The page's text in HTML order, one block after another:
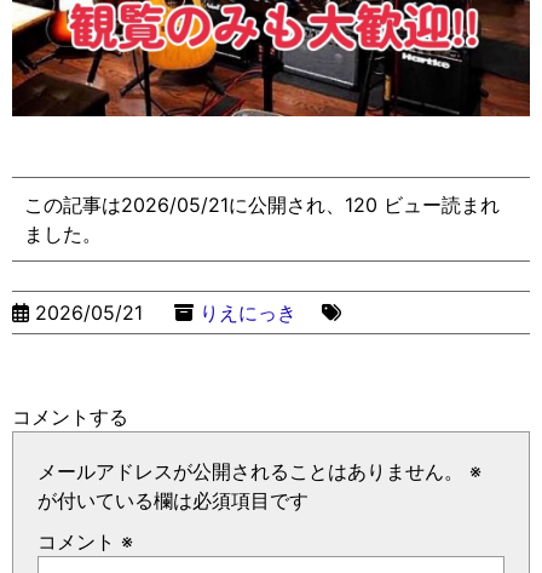
この記事は2026/05/21に公開され、120 ビュー読まれ
ました。
2026/05/21 りえにっき
コメントする
メールアドレスが公開されることはありません。
※
が付いている欄は必須項目です
コメント ※